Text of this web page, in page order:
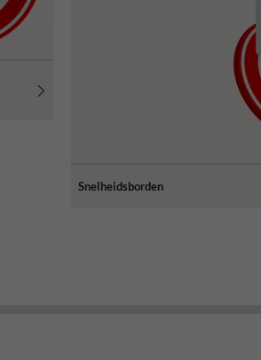
Snelheidsborden